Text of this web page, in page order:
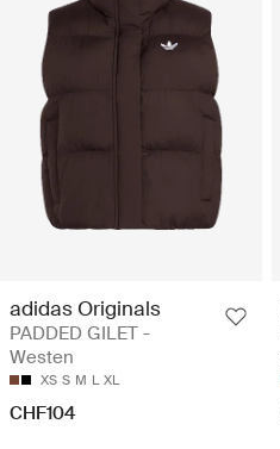
adidas Originals
PADDED GILET -
Westen
XS S M L XL
CHF104